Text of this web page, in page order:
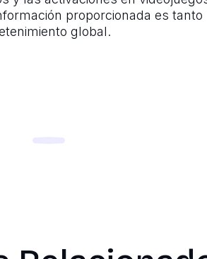
proporcionada es tanto
global.